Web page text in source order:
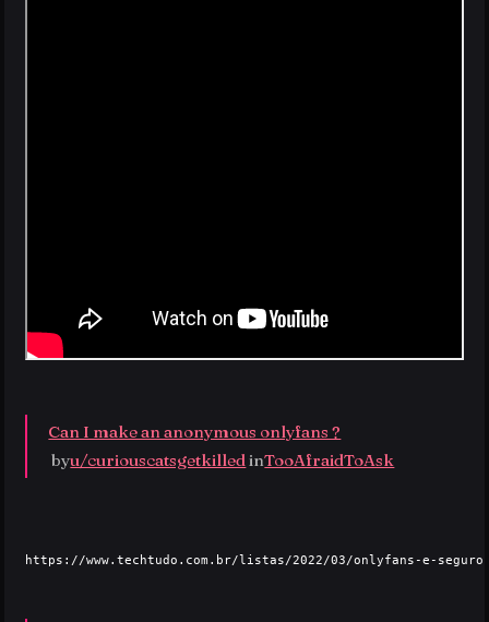
Can I make an anonymous onlyfans ?
byu/curiouscatsgetkilled inTooAfraidToAsk
https://www.techtudo.com.br/listas/2022/03/onlyfans-e-